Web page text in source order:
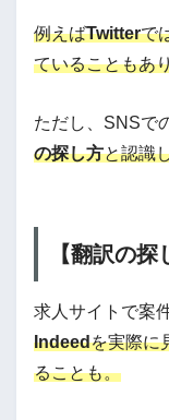
例えばTwitterで
ていることもあ
ただし、SNSで
の探し方と認識
【翻訳の
求人サイトで案
Indeedを実際に
ることも。